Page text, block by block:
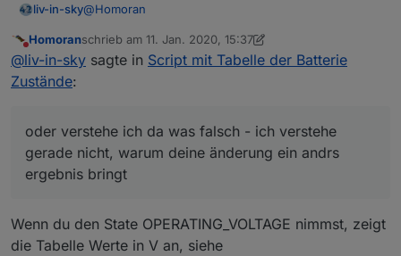
liv-in-sky@Homoran
hier die orginalseite mit den symbolen
https://emojipedia.org/search/?q=cross- ich kopier
auszulesen -
wenn da 0 drin steht soll die tabelle "normal"
anzeigen
wenn da 1 drin steht soll die tabelle "unknown"
oder verstehe ich da was falsch - ich verstehe
gerade nicht, warum deine änderung ein andrs
ergebnis bringt - aber hauptsache es funktioniert -
mit homeatic
https://forum.iobroker.net/post/355793
Nicht stören
Homoranschrieb am 11. Jan. 2020, 15:37
zuletzt editiert von Homoran1. Nov. 2020, 16:38
@liv-in-sky sagte in Script mit Tabelle der Batterie
Zustände:
oder verstehe ich da was falsch - ich verstehe
gerade nicht, warum deine änderung ein andrs
ergebnis bringt
Wenn du den State OPERATING_VOLTAGE nimmst, zeigt
die Tabelle Werte in V an, siehe